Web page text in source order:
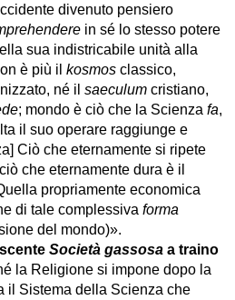
divenuto pensiero
in sé lo stesso potere
sua indistricabile unità alla
è più il kosmos classico,
né il saeculum cristiano,
; mondo è ciò che la Scienza fa,
il suo operare raggiunge e
Ciò che eternamente si ripete
che eternamente dura è il
propriamente economica
di tale complessiva forma
del mondo)».
Società gassosa a traino
la Religione si impone dopo la
il Sistema della Scienza che